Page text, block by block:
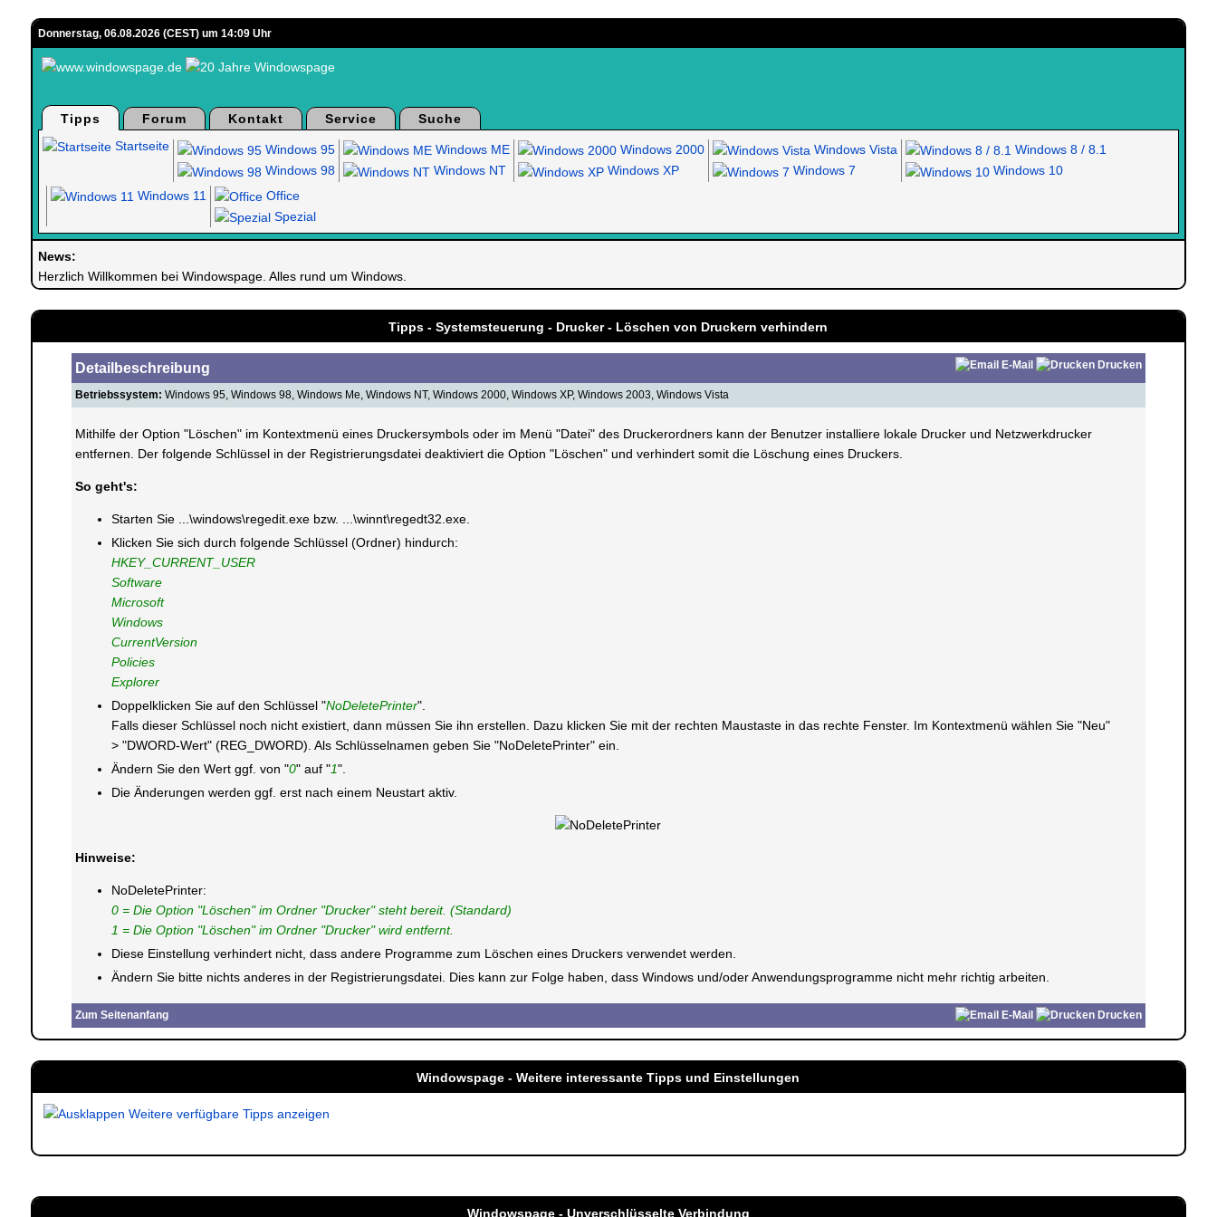
Donnerstag, 06.08.2026 (CEST) um 14:09 Uhr
Tipps Forum Kontakt Service
Suche
Startseite
Windows 95
Windows 98
Windows ME
Windows NT
Windows 2000
Windows XP
Windows Vista
Windows 7
Windows 8 / 8.1
Windows 10
Windows 11
Office
Spezial
News:
Herzlich Willkommen bei Windowspage. Alles rund um Windows.
Tipps - Systemsteuerung - Drucker - Löschen von Druckern verhindern
Detailbeschreibung E-Mail Drucken
Betriebssystem: Windows 95, Windows 98, Windows Me, Windows NT, Windows 2000, Windows XP, Windows 2003, Windows Vista
Mithilfe der Option "Löschen" im Kontextmenü eines Druckersymbols oder im Menü "Datei" des Druckerordners kann der Benutzer installiere lokale Drucker und Netzwerkdrucker
entfernen. Der folgende Schlüssel in der Registrierungsdatei deaktiviert die Option "Löschen" und verhindert somit die Löschung eines Druckers.
So geht's:
Starten Sie ...\windows\regedit.exe bzw. ...\winnt\regedt32.exe.
Klicken Sie sich durch folgende Schlüssel (Ordner) hindurch:
HKEY_CURRENT_USER
Software
Microsoft
Windows
CurrentVersion
Policies
Explorer
Doppelklicken Sie auf den Schlüssel "NoDeletePrinter".
Falls dieser Schlüssel noch nicht existiert, dann müssen Sie ihn erstellen. Dazu klicken Sie mit der rechten Maustaste in das rechte Fenster. Im Kontextmenü wählen Sie "Neu"
> "DWORD-Wert" (REG_DWORD). Als Schlüsselnamen geben Sie "NoDeletePrinter" ein.
Ändern Sie den Wert ggf. von "0" auf "1".
Die Änderungen werden ggf. erst nach einem Neustart aktiv.
Hinweise:
NoDeletePrinter:
0 = Die Option "Löschen" im Ordner "Drucker" steht bereit. (Standard)
1 = Die Option "Löschen" im Ordner "Drucker" wird entfernt.
Diese Einstellung verhindert nicht, dass andere Programme zum Löschen eines Druckers verwendet werden.
Ändern Sie bitte nichts anderes in der Registrierungsdatei. Dies kann zur Folge haben, dass Windows und/oder Anwendungsprogramme nicht mehr richtig arbeiten.
Zum Seitenanfang E-Mail Drucken
Windowspage - Weitere interessante Tipps und Einstellungen
Weitere verfügbare Tipps anzeigen
Windowspage - Unverschlüsselte Verbindung